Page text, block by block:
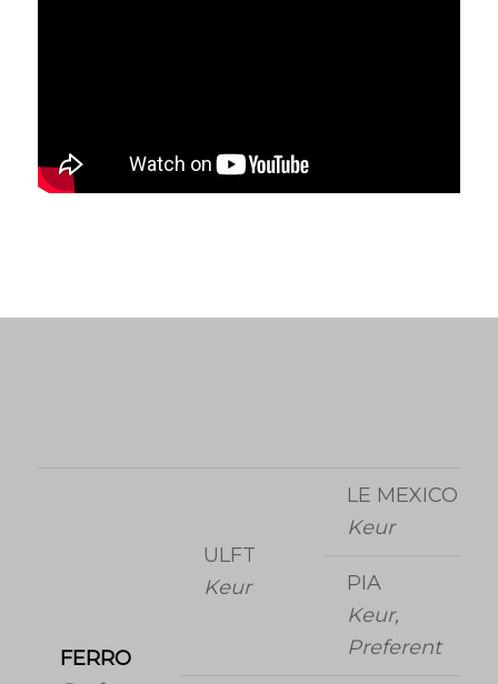
FERRO
ULFT
Keur
LE MEXICO
Keur
PIA
Keur,
Preferent